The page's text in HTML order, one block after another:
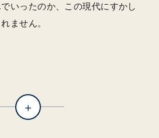
いったのか、この現代にすかし
ません。
+